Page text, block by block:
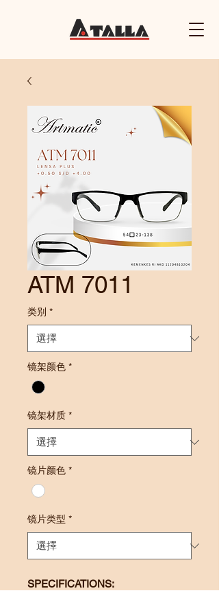
ATM 7011
类别 *
镜架颜色 *
镜架材质 *
镜片颜色 *
镜片类型 *
SPECIFICATIONS: